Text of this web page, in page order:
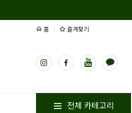
홈 즐겨찾기
전체 카테고리